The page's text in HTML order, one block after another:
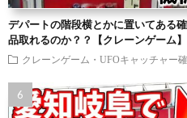
デパートの階段横とかに置いてある
品取れるのか？？【クレーンゲーム】
クレーンゲーム・UFOキャッチャー